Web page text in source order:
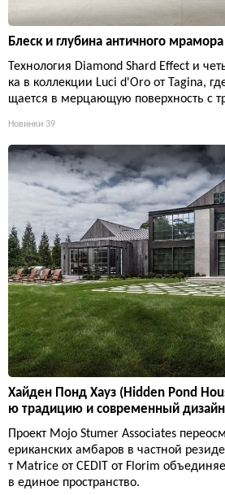
Блеск и глубина античного мрамора
Технология Diamond Shard Effect и
ка в коллекции Luci d'Oro от Tagina,
щается в мерцающую поверхность с
Новинки 39
Хайден Понд Хауз (Hidden Pond
ю традицию и современный
Проект Mojo Stumer Associates
ериканских амбаров в частной
т Matrice от CEDIT от Florim
в единое пространство.